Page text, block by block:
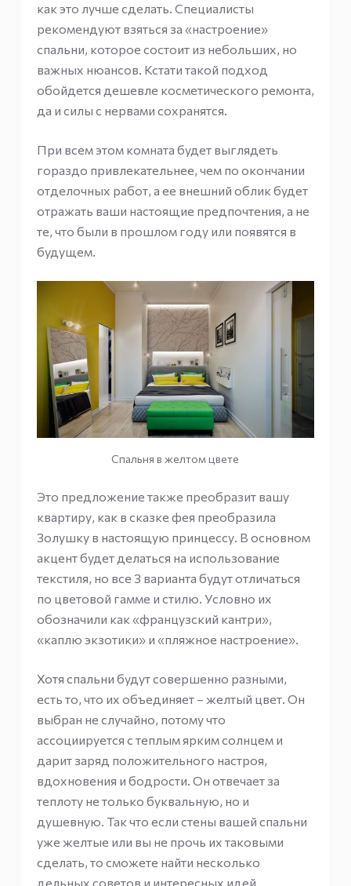
как это лучше сделать. Специалисты
рекомендуют взяться за «настроение»
спальни, которое состоит из небольших, но
важных нюансов. Кстати такой подход
обойдется дешевле косметического ремонта,
да и силы с нервами сохранятся.
При всем этом комната будет выглядеть
гораздо привлекательнее, чем по окончании
отделочных работ, а ее внешний облик будет
отражать ваши настоящие предпочтения, а не
те, что были в прошлом году или появятся в
будущем.
Спальня в желтом цвете
Это предложение также преобразит вашу
квартиру, как в сказке фея преобразила
Золушку в настоящую принцессу. В основном
акцент будет делаться на использование
текстиля, но все 3 варианта будут отличаться
по цветовой гамме и стилю. Условно их
обозначили как «французский кантри»,
«каплю экзотики» и «пляжное настроение».
Хотя спальни будут совершенно разными,
есть то, что их объединяет – желтый цвет. Он
выбран не случайно, потому что
ассоциируется с теплым ярким солнцем и
дарит заряд положительного настроя,
вдохновения и бодрости. Он отвечает за
теплоту не только буквальную, но и
душевную. Так что если стены вашей спальни
уже желтые или вы не прочь их таковыми
сделать, то сможете найти несколько
дельных советов и интересных идей.